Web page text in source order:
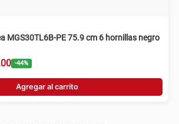
MGS30TL6B-PE 75.9 cm 6 hornillas negro
00 -44%
Agregar al carrito